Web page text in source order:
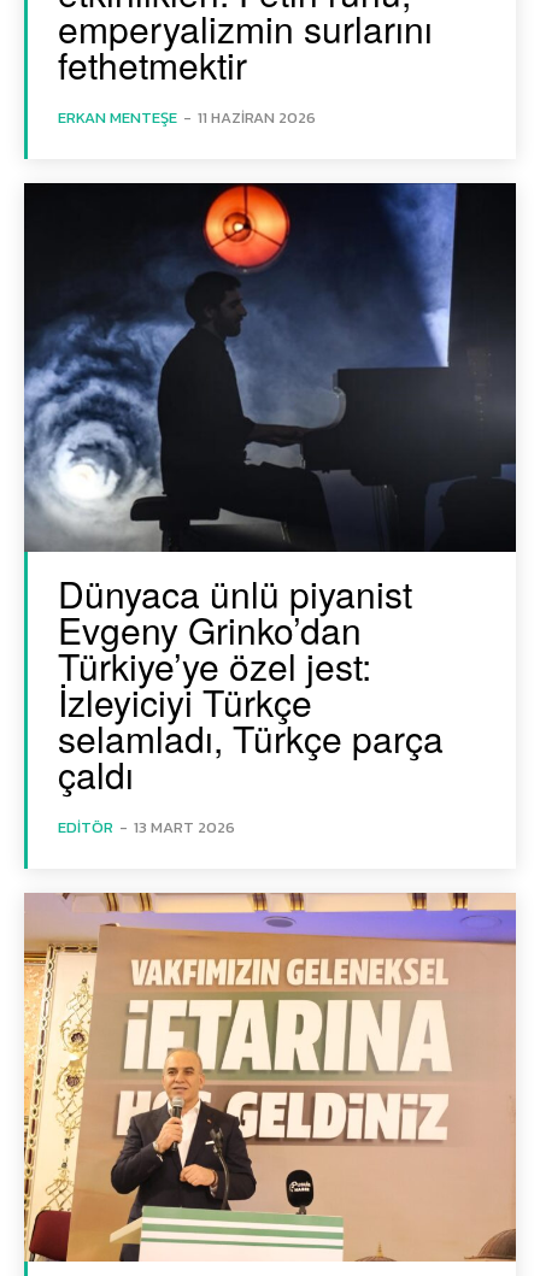
emperyalizmin surlarını
fethetmektir
ERKAN MENTEŞE - 11 HAZIRAN 2026
Dünyaca ünlü piyanist
Evgeny Grinko’dan
Türkiye’ye özel jest:
İzleyiciyi Türkçe
selamladı, Türkçe parça
çaldı
EDITÖR - 13 MART 2026